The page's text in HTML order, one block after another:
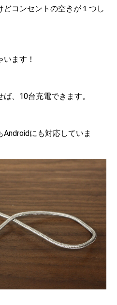
どコンセントの空きが１つし
ます！
、10台充電できます。
にも対応していま